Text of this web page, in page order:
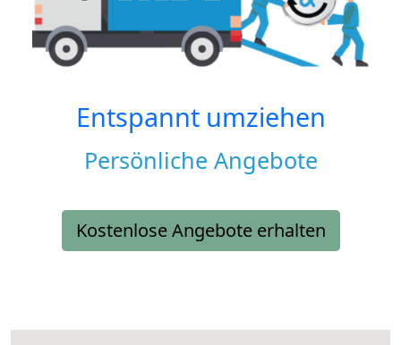
Entspannt umziehen
Persönliche Angebote
Kostenlose Angebote erhalten